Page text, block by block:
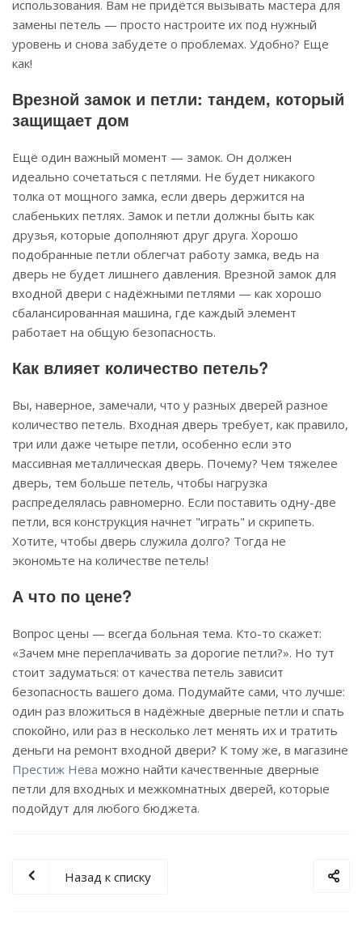
использования. Вам не придётся вызывать мастера для
замены петель — просто настроите их под нужный
уровень и снова забудете о проблемах. Удобно? Еще
как!
Врезной замок и петли: тандем, который
защищает дом
Ещё один важный момент — замок. Он должен
идеально сочетаться с петлями. Не будет никакого
толка от мощного замка, если дверь держится на
слабеньких петлях. Замок и петли должны быть как
друзья, которые дополняют друг друга. Хорошо
подобранные петли облегчат работу замка, ведь на
дверь не будет лишнего давления. Врезной замок для
входной двери с надёжными петлями — как хорошо
сбалансированная машина, где каждый элемент
работает на общую безопасность.
Как влияет количество петель?
Вы, наверное, замечали, что у разных дверей разное
количество петель. Входная дверь требует, как правило,
три или даже четыре петли, особенно если это
массивная металлическая дверь. Почему? Чем тяжелее
дверь, тем больше петель, чтобы нагрузка
распределялась равномерно. Если поставить одну-две
петли, вся конструкция начнет "играть" и скрипеть.
Хотите, чтобы дверь служила долго? Тогда не
экономьте на количестве петель!
А что по цене?
Вопрос цены — всегда больная тема. Кто-то скажет:
«Зачем мне переплачивать за дорогие петли?». Но тут
стоит задуматься: от качества петель зависит
безопасность вашего дома. Подумайте сами, что лучше:
один раз вложиться в надёжные дверные петли и спать
спокойно, или раз в несколько лет менять их и тратить
деньги на ремонт входной двери? К тому же, в магазине
Престиж Нева можно найти качественные дверные
петли для входных и межкомнатных дверей, которые
подойдут для любого бюджета.
Назад к списку